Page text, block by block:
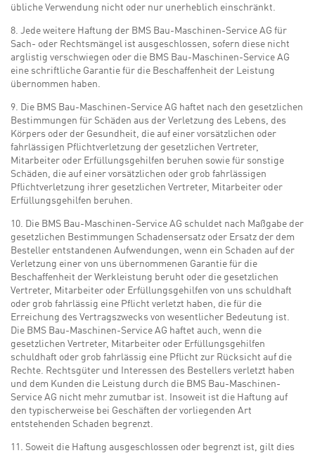
übliche Verwendung nicht oder nur unerheblich einschränkt.
8. Jede weitere Haftung der BMS Bau-Maschinen-Service AG für
Sach- oder Rechtsmängel ist ausgeschlossen, sofern diese nicht
arglistig verschwiegen oder die BMS Bau-Maschinen-Service AG
eine schriftliche Garantie für die Beschaffenheit der Leistung
übernommen haben.
9. Die BMS Bau-Maschinen-Service AG haftet nach den gesetzlichen
Bestimmungen für Schäden aus der Verletzung des Lebens, des
Körpers oder der Gesundheit, die auf einer vorsätzlichen oder
fahrlässigen Pflichtverletzung der gesetzlichen Vertreter,
Mitarbeiter oder Erfüllungsgehilfen beruhen sowie für sonstige
Schäden, die auf einer vorsätzlichen oder grob fahrlässigen
Pflichtverletzung ihrer gesetzlichen Vertreter, Mitarbeiter oder
Erfüllungsgehilfen beruhen.
10. Die BMS Bau-Maschinen-Service AG schuldet nach Maßgabe der
gesetzlichen Bestimmungen Schadensersatz oder Ersatz der dem
Besteller entstandenen Aufwendungen, wenn ein Schaden auf der
Verletzung einer von uns übernommenen Garantie für die
Beschaffenheit der Werkleistung beruht oder die gesetzlichen
Vertreter, Mitarbeiter oder Erfüllungsgehilfen von uns schuldhaft
oder grob fahrlässig eine Pflicht verletzt haben, die für die
Erreichung des Vertragszwecks von wesentlicher Bedeutung ist.
Die BMS Bau-Maschinen-Service AG haftet auch, wenn die
gesetzlichen Vertreter, Mitarbeiter oder Erfüllungsgehilfen
schuldhaft oder grob fahrlässig eine Pflicht zur Rücksicht auf die
Rechte. Rechtsgüter und Interessen des Bestellers verletzt haben
und dem Kunden die Leistung durch die BMS Bau-Maschinen-
Service AG nicht mehr zumutbar ist. Insoweit ist die Haftung auf
den typischerweise bei Geschäften der vorliegenden Art
entstehenden Schaden begrenzt.
11. Soweit die Haftung ausgeschlossen oder begrenzt ist, gilt dies